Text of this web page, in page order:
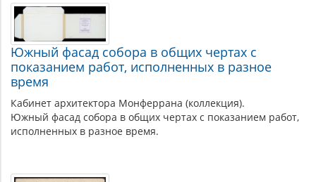
Южный фасад собора в общих чертах с
показанием работ, исполненных в разное
время
Кабинет архитектора Монферрана (коллекция).
Южный фасад собора в общих чертах с показанием работ,
исполненных в разное время.